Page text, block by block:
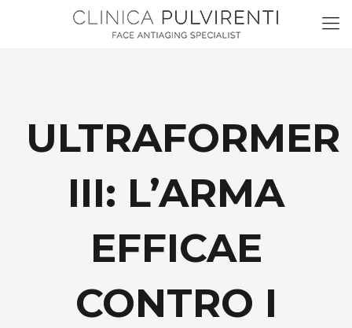
ULTRAFORMER
III: L’ARMA
EFFICAE
CONTRO I